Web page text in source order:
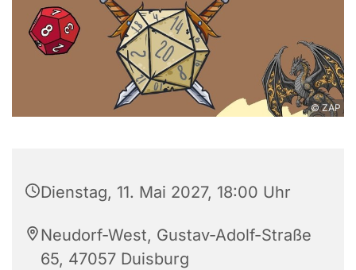
© ZAP
Dienstag, 11. Mai 2027, 18:00 Uhr
Neudorf-West, Gustav-Adolf-Straße
65, 47057 Duisburg